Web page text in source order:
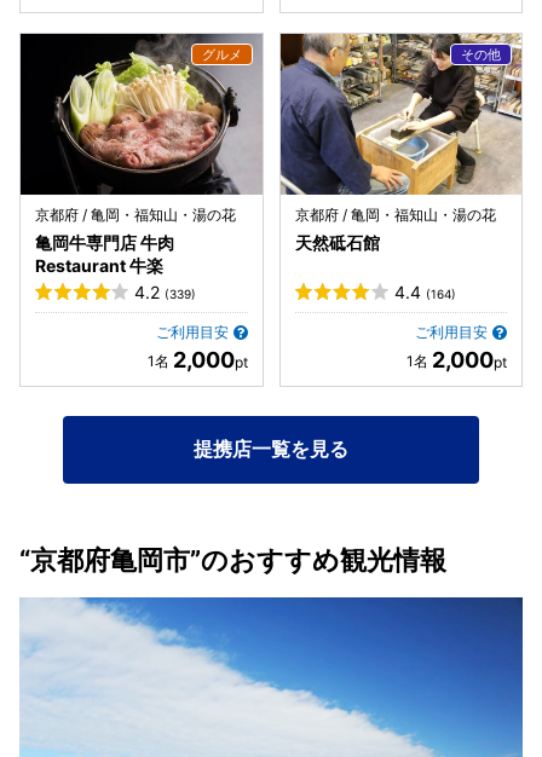
京都府 / 亀岡・福知山・湯の花
亀岡牛専門店 牛肉
Restaurant 牛楽
4.2 (339)
ご利用目安
2,000
京都府 / 亀岡・福知山・湯の花
天然砥石館
4.4 (164)
ご利用目安
2,000
提携店一覧を見る
“京都府亀岡市”のおすすめ観光情報